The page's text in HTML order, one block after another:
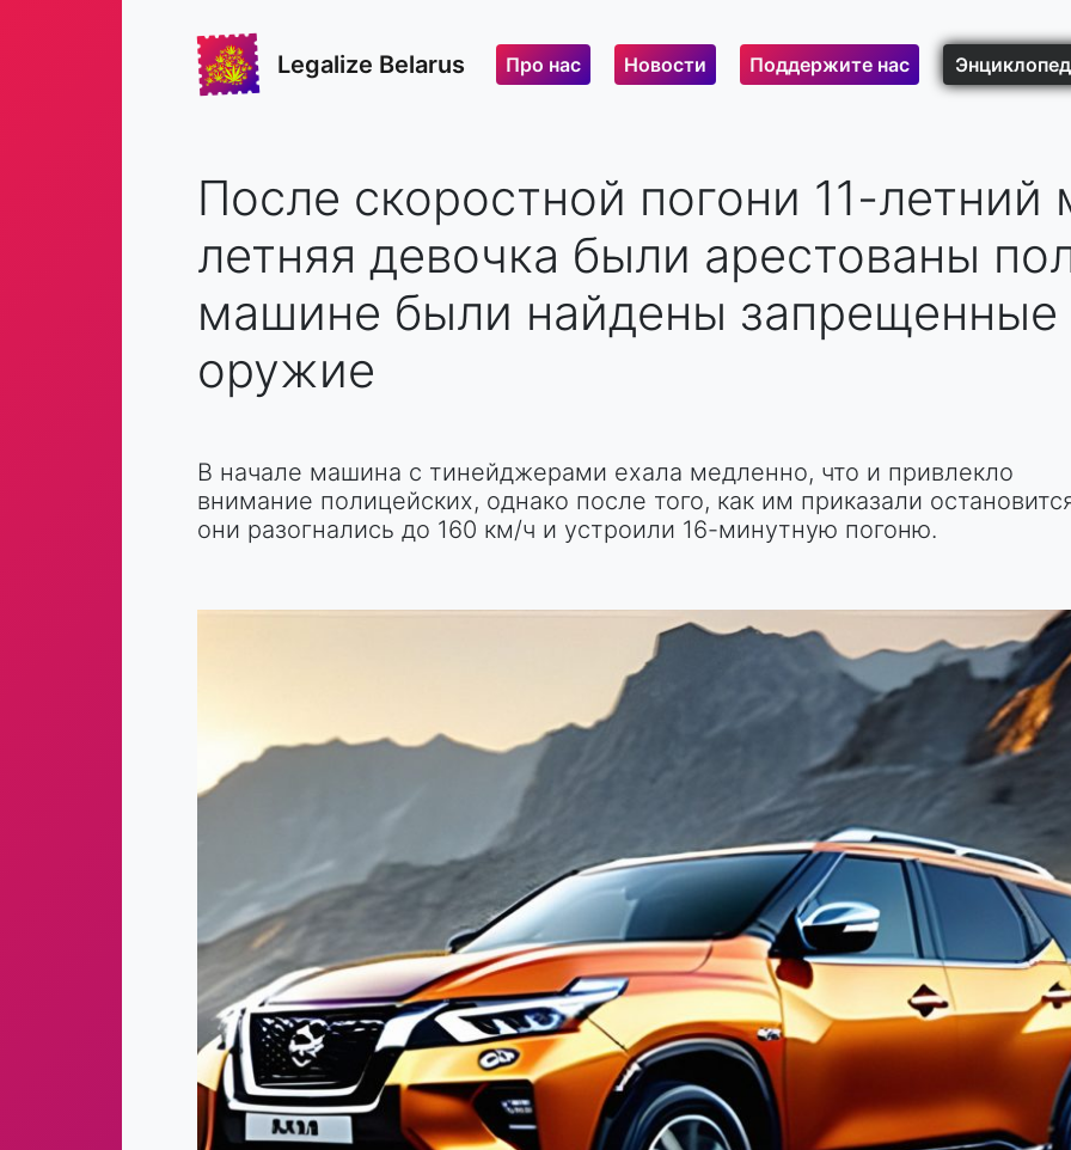
Legalize Belarus Про нас Новости Поддержите нас
После скоростной погони 11-летний
летняя девочка были арестованы
машине были найдены запрещенные
оружие
В начале машина с тинейджерами ехала медленно, что и привлекло
внимание полицейских, однако после того, как им приказали
они разогнались до 160 км/ч и устроили 16-минутную погоню.